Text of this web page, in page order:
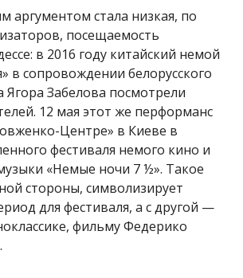
аргументом стала низкая, по
посещаемость
в 2016 году китайский немой
в сопровождении белорусского
Ягора Забелова посмотрели
12 мая этот же перформанс
Центре» в Киеве в
фестиваля немого кино и
«Немые ночи 7 ½». Такое
стороны, символизирует
для фестиваля, а с другой —
фильму Федерико